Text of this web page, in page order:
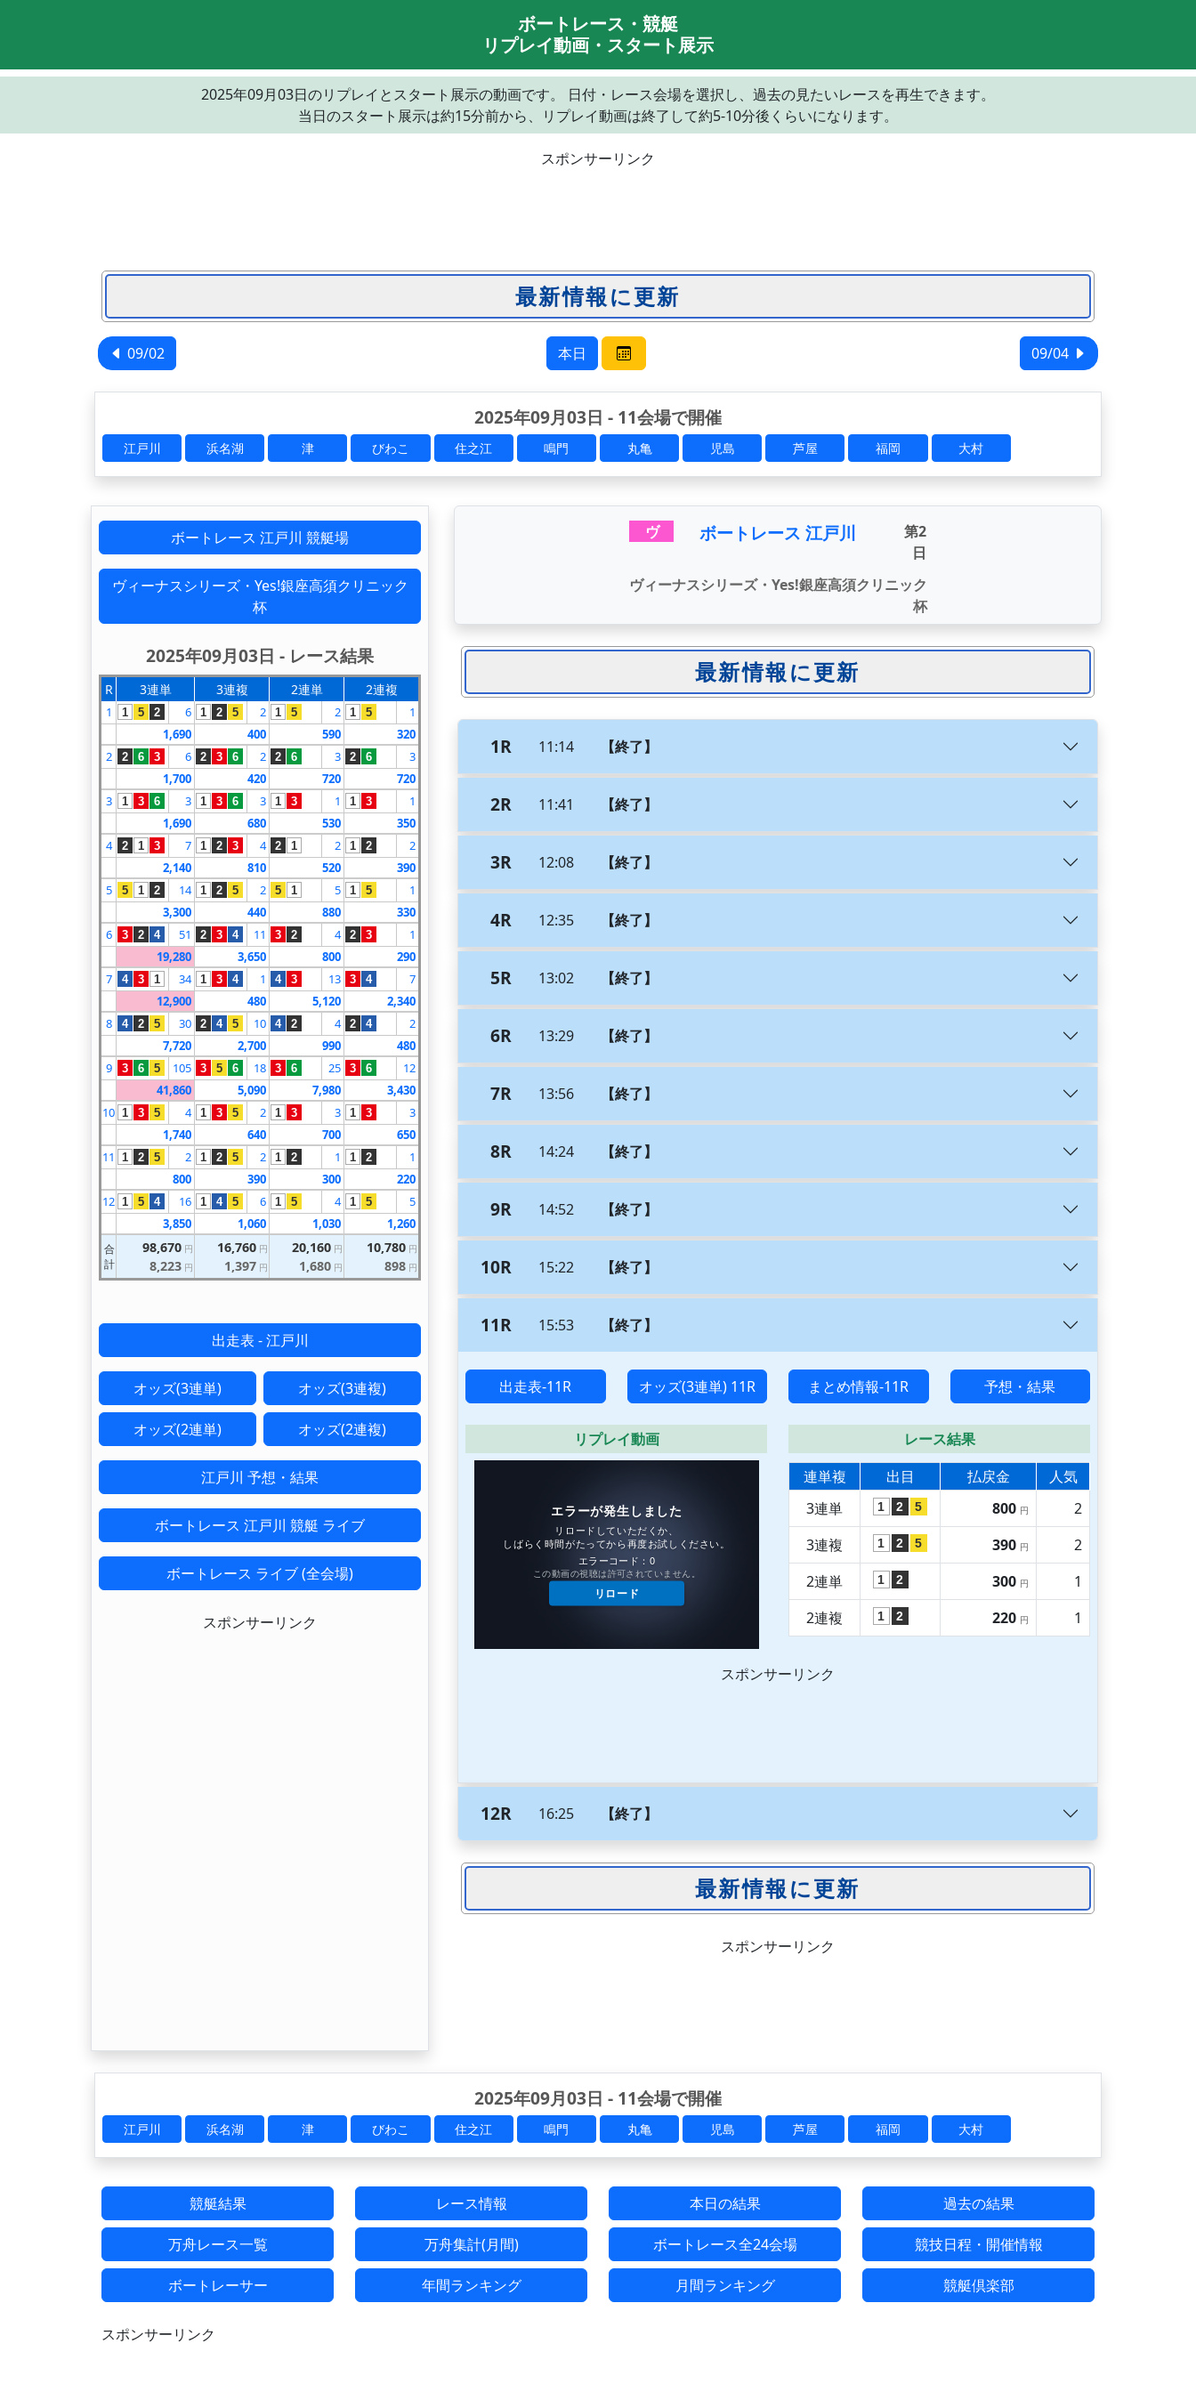
ボートレース・競艇
リプレイ動画・スタート展示
2025年09月03日のリプレイとスタート展示の動画です。 日付・レース会場を選択し、過去の見たいレースを再生できます。
当日のスタート展示は約15分前から、リプレイ動画は終了して約5-10分後くらいになります。
スポンサーリンク
09/02 本日 09/04
2025年09月03日 - 11会場で開催
江戸川 浜名湖 津 びわこ 住之江 鳴門 丸亀 児島 芦屋 福岡 大村
ヴ ボートレース 江戸川
第2
日
ヴィーナスシリーズ・Yes!銀座高須クリニック
杯
1R 11:14 【終了】
2R 11:41 【終了】
3R 12:08 【終了】
4R 12:35 【終了】
5R 13:02 【終了】
6R 13:29 【終了】
7R 13:56 【終了】
8R 14:24 【終了】
9R 14:52 【終了】
10R 15:22 【終了】
11R 15:53 【終了】
出走表-11R オッズ(3連単) 11R まとめ情報-11R 予想・結果
リプレイ動画
レース結果
連単複
出目 払戻金
人気
3連単
1 2 5 800 円
2
3連複
1 2 5 390 円
2
2連単
1 2 300 円
1
2連複
1 2 220 円 1
スポンサーリンク
12R 16:25 【終了】
スポンサーリンク
ボートレース 江戸川 競艇場
ヴィーナスシリーズ・Yes!銀座高須クリニック
杯
2025年09月03日 - レース結果
R 3連単 3連複 2連単 2連複
1 1 5 2 6 1 2 5 2 1 5 2 1 5
1
1,690
400 590
320
2
2 6 3 6 2 3 6 2 2 6 3 2 6
3
1,700
420 720
720
3
1 3 6 3 1 3 6 3 1 3 1 1 3
1
1,690
680 530
350
4
2 1 3 7 1 2 3 4 2 1 2 1 2
2
2,140
810 520
390
5
5 1 2 14 1 2 5 2 5 1 5 1 5
1
3,300
440 880
330
6
3 2 4 51 2 3 4 11 3 2 4 2 3
1
19,280
3,650 800
290
7
4 3 1 34 1 3 4 1 4 3 13 3 4
7
12,900
480 5,120
2,340
8
4 2 5 30 2 4 5 10 4 2 4 2 4
2
7,720
2,700 990
480
9
3 6 5 105 3 5 6 18 3 6 25 3 6
12
41,860
5,090 7,980
3,430
10 1 3 5 4 1 3 5 2 1 3 3 1 3
3
1,740
640 700
650
11
1 2 5 2 1 2 5 2 1 2 1 1 2
1
800
390 300
220
12 1 5 4 16 1 4 5 6 1 5 4 1 5
5
3,850
1,060 1,030 1,260
合
計
98,670 円
8,223 円
16,760 円
1,397 円
20,160 円
1,680 円
10,780 円
898 円
出走表 - 江戸川
オッズ(3連単) オッズ(3連複)
オッズ(2連単) オッズ(2連複)
江戸川 予想・結果
ボートレース 江戸川 競艇 ライブ
ボートレース ライブ (全会場)
スポンサーリンク
2025年09月03日 - 11会場で開催
江戸川 浜名湖 津 びわこ 住之江 鳴門 丸亀 児島 芦屋 福岡 大村
競艇結果 レース情報 本日の結果 過去の結果
万舟レース一覧 万舟集計(月間) ボートレース全24会場 競技日程・開催情報
ボートレーサー 年間ランキング 月間ランキング 競艇倶楽部
スポンサーリンク